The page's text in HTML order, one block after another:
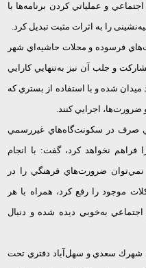
و عملياتي كردن برنامه‌ها با
را به اثرات مثبت تبدیل کرد.
فرسوده و محلات حاشيه‌اي شهر
و جلب آن نيز به‌تنهايي كارايي
ميدان شده و با استفاده از بستري كه
ضرورت‌ها، اجرايي كنند.
صرف در سكونت‌گاه‌هاي غيررسمي
فراهم نخواهد كرد، گفت: با انجام
ضرورت‌هاي فرهنگي را در
موجود را رفع كرد، همراه با هر
به‌خوبي ديده شده و دنبال
شهرك سعدي و سهل‌آباد دفتري تحت